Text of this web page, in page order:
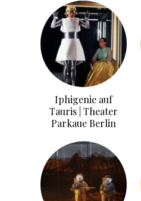
Iphigenie auf
Tauris | Theater
Parkaue Berlin